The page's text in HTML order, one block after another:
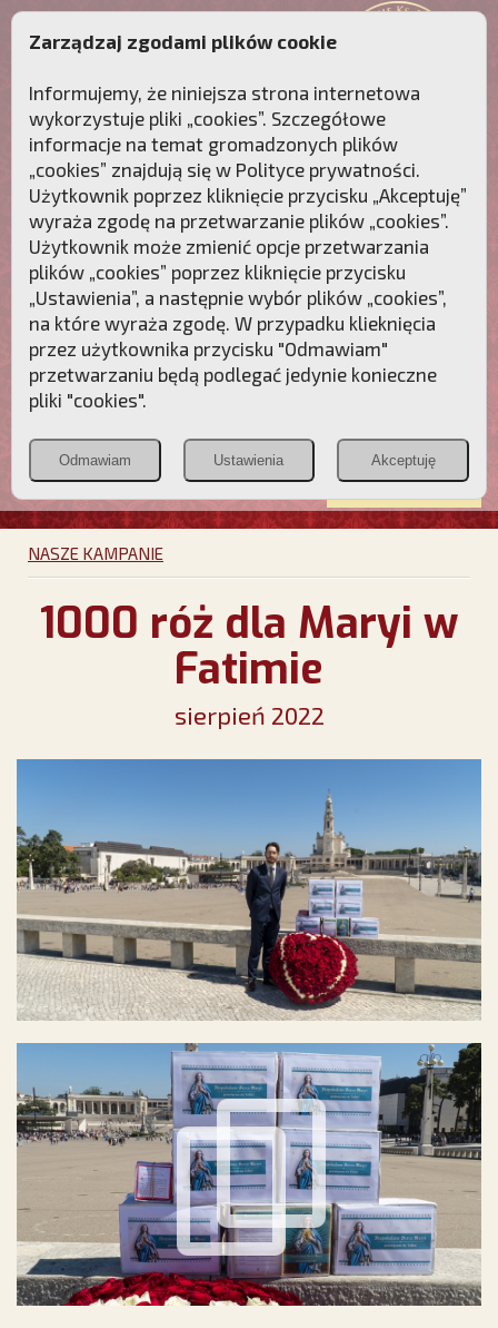
Przebudźmy sumienia Polaków!
Polonia
Christiana
PCh24.pl
Przymierze
POZNAJ APOSTOLAT FATIMY WESPRZYJ
NAS
NASZE KAMPANIE
1000 róż dla Maryi w
Fatimie
sierpień 2022
Zarządzaj zgodami plików cookie
Informujemy, że niniejsza strona internetowa
wykorzystuje pliki „cookies”. Szczegółowe
informacje na temat gromadzonych plików
„cookies” znajdują się w Polityce prywatności.
Użytkownik poprzez kliknięcie przycisku „Akceptuję”
wyraża zgodę na przetwarzanie plików „cookies”.
Użytkownik może zmienić opcje przetwarzania
plików „cookies” poprzez kliknięcie przycisku
„Ustawienia”, a następnie wybór plików „cookies”,
na które wyraża zgodę. W przypadku klieknięcia
przez użytkownika przycisku "Odmawiam"
przetwarzaniu będą podlegać jedynie konieczne
pliki "cookies".
Odmawiam Ustawienia Akceptuję